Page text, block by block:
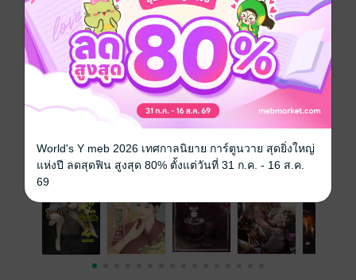
เรื่องที่คุณน่าจะสนใจ
World's Y meb 2026 เทศกาลนิยาย การ์ตูนวาย สุดยิ่งใหญ่
แห่งปี ลดสุดฟิน สูงสุด 80% ตั้งแต่วันที่ 31 ก.ค. - 16 ส.ค.
69